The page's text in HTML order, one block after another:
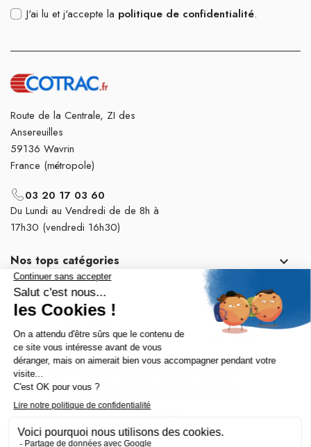
J'ai lu et j'accepte la politique de confidentialité.
Route de la Centrale, ZI des
Ansereuilles
59136 Wavrin
France (métropole)
03 20 17 03 60
Du Lundi au Vendredi de de 8h à
17h30 (vendredi 16h30)
Nos tops catégories 
Notre société 